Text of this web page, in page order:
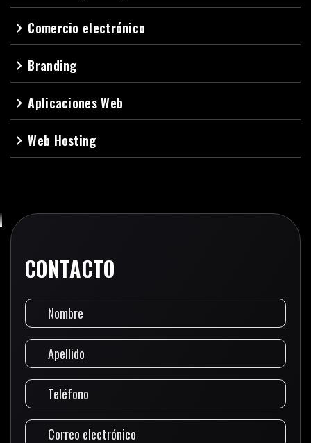
navigate_next Comercio electrónico
navigate_next Branding
navigate_nextAplicaciones Web
navigate_nextWeb Hosting
CONTACTO